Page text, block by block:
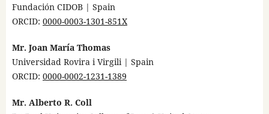
Fundación CIDOB | Spain
ORCID: 0000-0003-1301-851X
Mr. Joan María Thomas
Universidad Rovira i Virgili | Spain
ORCID: 0000-0002-1231-1389
Mr. Alberto R. Coll